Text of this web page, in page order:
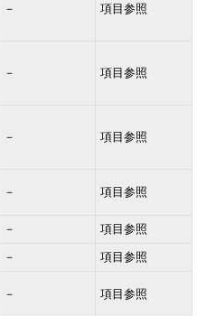
－ 項目参照
－ 項目参照
－ 項目参照
－ 項目参照
－ 項目参照
－ 項目参照
－ 項目参照